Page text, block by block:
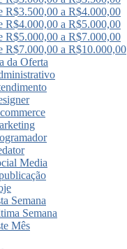
R$3.500,00 a R$4.000,00
R$4.000,00 a R$5.000,00
R$5.000,00 a R$7.000,00
R$7.000,00 a R$10.000,00
da Oferta
Media
Semana
Semana
Mês